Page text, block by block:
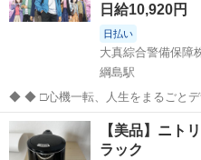
日給10,920円
日払い
大真綜合警備保障
綱島駅
◆ ◆ □心機一転、人生をまるごとデザインし直したい方 □すべてを受
け入れてくれる場所を探している
自分と向き合いたい方 □「ただい
欲しい方 もし、あなた...
神奈川 横浜市 綱島駅 警
【美品】ニト
ラック